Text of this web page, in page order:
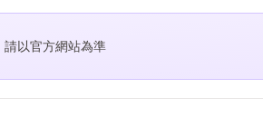
以官方網站為準